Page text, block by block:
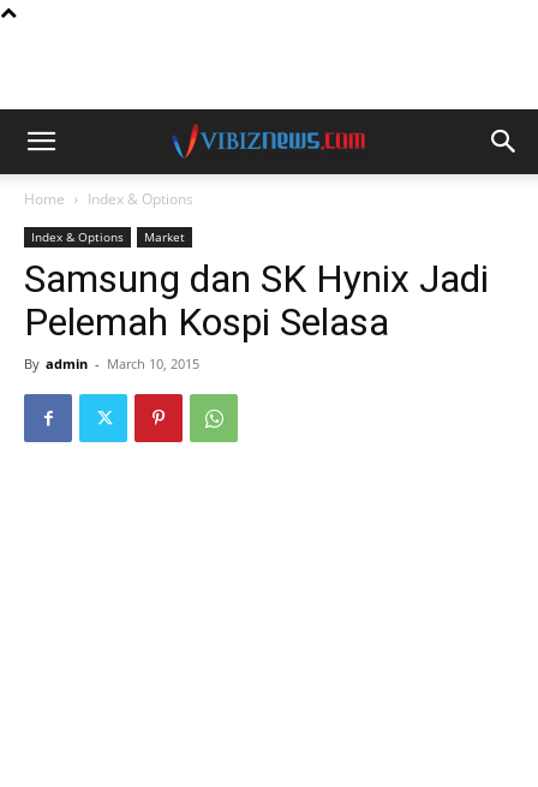
Home Index & Options
Index & Options Market
Samsung dan SK Hynix Jadi
Pelemah Kospi Selasa
By admin - March 10, 2015